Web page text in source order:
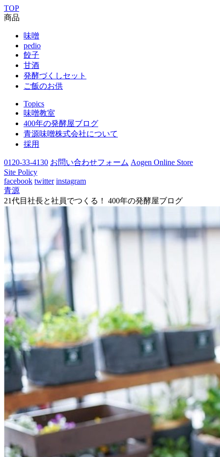
TOP
商品
味噌
pedio
餃子
甘酒
発酵づくしセット
ご飯のお供
Topics
味噌教室
400年の発酵屋ブログ
青源味噌株式会社について
採用
0120-33-4130 お問い合わせフォーム Aogen Online Store
Site Policy
facebook twitter instagram
青源
21代目社長と社員でつくる！ 400年の発酵屋ブログ